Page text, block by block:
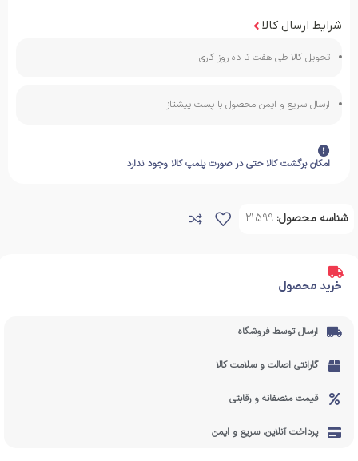
شرایط ارسال کالا
تحویل کالا طی هفت تا ده روز کاری
ارسال سریع و ایمن محصول با پست پیشتاز
امکان برگشت کالا حتی در صورت پلمپ کالا وجود ندارد
شناسه محصول: 21599
خرید محصول
ارسال توسط فروشگاه
گارانتی اصالت و سلامت کالا
قیمت منصفانه و رقابتی
پرداخت آنلاین، سریع و ایمن